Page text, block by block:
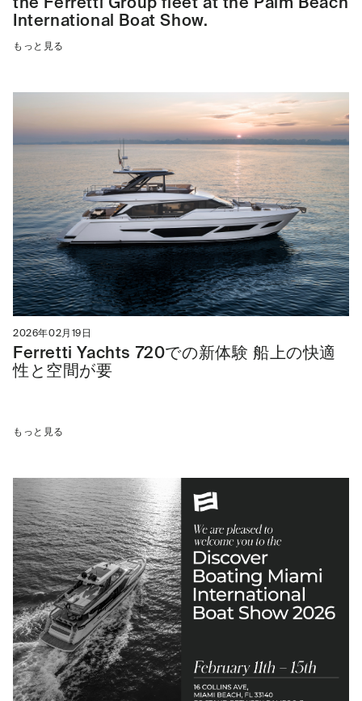
International Boat Show.
もっと見る
2026年02月19日
Ferretti Yachts 720での新体験 船上の快適
性と空間が要
もっと見る